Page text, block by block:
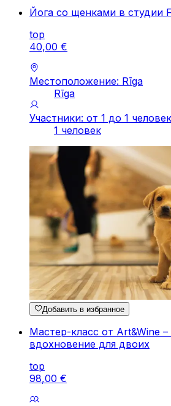
Йога со щенками в студии
top
40,00 €
Местоположение: Rīga
Rīga
Участники: от 1 до 1 человек
1 человек
Добавить в избранное
Мастер-класс от Art&Wine
вдохновение для двоих
top
98,00 €